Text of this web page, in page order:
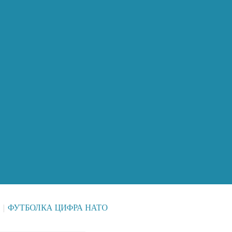
ФУТБОЛКА ЦИФРА НАТО